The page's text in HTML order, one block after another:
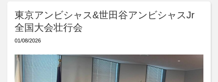
東京アンビシャス&世田谷アンビシャスJr
全国大会壮行会
01/08/2026